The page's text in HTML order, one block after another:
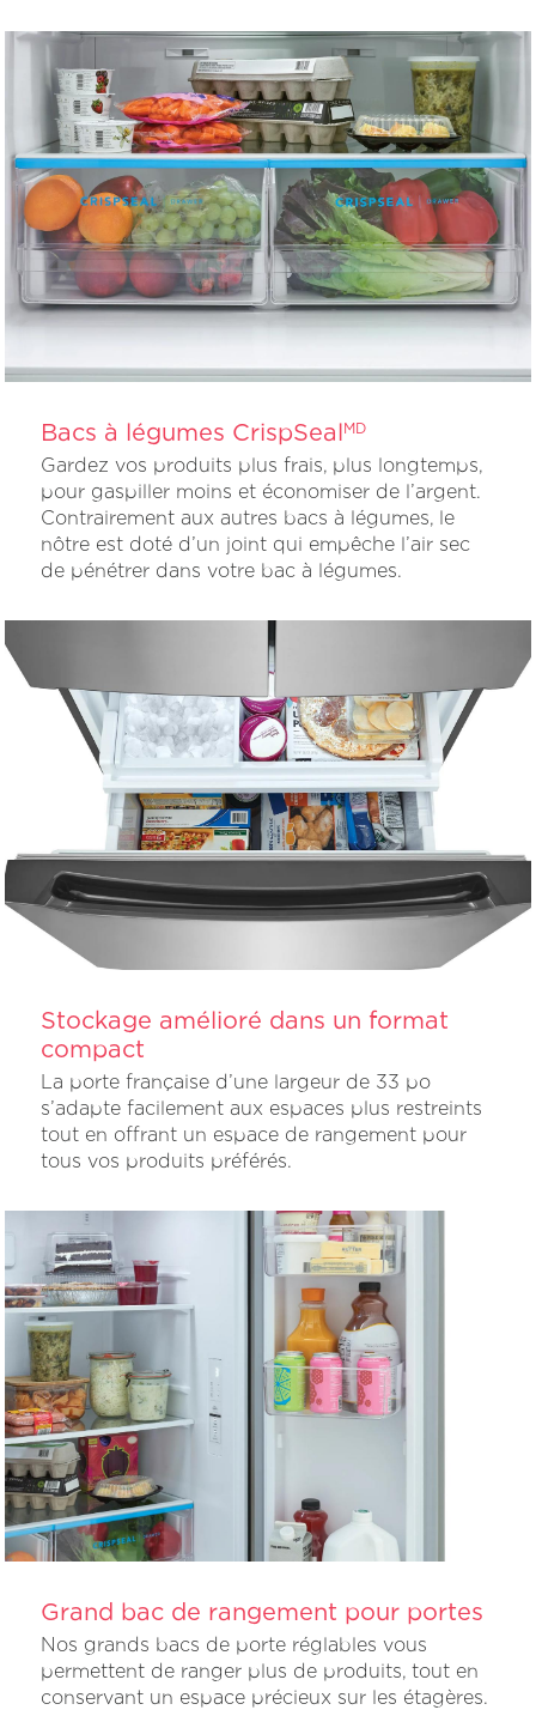
Bacs à légumes CrispSealMD
Gardez vos produits plus frais, plus longtemps,
pour gaspiller moins et économiser de l’argent.
Contrairement aux autres bacs à légumes, le
nôtre est doté d’un joint qui empêche l’air sec
de pénétrer dans votre bac à légumes.
Stockage amélioré dans un format
compact
La porte française d’une largeur de 33 po
s’adapte facilement aux espaces plus restreints
tout en offrant un espace de rangement pour
tous vos produits préférés.
Grand bac de rangement pour portes
Nos grands bacs de porte réglables vous
permettent de ranger plus de produits, tout en
conservant un espace précieux sur les étagères.